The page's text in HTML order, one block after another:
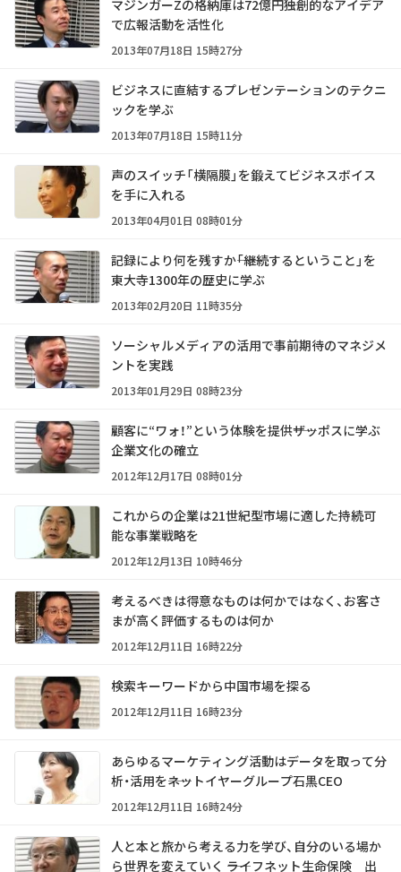
マジンガーZの格納庫は72億円――独創的なアイデア
で広報活動を活性化
2013年07月18日 15時27分
ビジネスに直結するプレゼンテーションのテクニ
ックを学ぶ
2013年07月18日 15時11分
声のスイッチ「横隔膜」を鍛えてビジネスボイス
を手に入れる
2013年04月01日 08時01分
記録により何を残すか――「継続するということ」を
東大寺1300年の歴史に学ぶ
2013年02月20日 11時35分
ソーシャルメディアの活用で事前期待のマネジメ
ントを実践
2013年01月29日 08時23分
顧客に“ワォ！”という体験を提供――ザッポスに学ぶ
企業文化の確立
2012年12月17日 08時01分
これからの企業は21世紀型市場に適した持続可
能な事業戦略を
2012年12月13日 10時46分
考えるべきは得意なものは何かではなく、お客さ
まが高く評価するものは何か
2012年12月11日 16時22分
検索キーワードから中国市場を探る
2012年12月11日 16時23分
あらゆるマーケティング活動はデータを取って分
析・活用を――ネットイヤーグループ石黒CEO
2012年12月11日 16時24分
人と本と旅から考える力を学び、自分のいる場か
ら世界を変えていく ――ライフネット生命保険 出